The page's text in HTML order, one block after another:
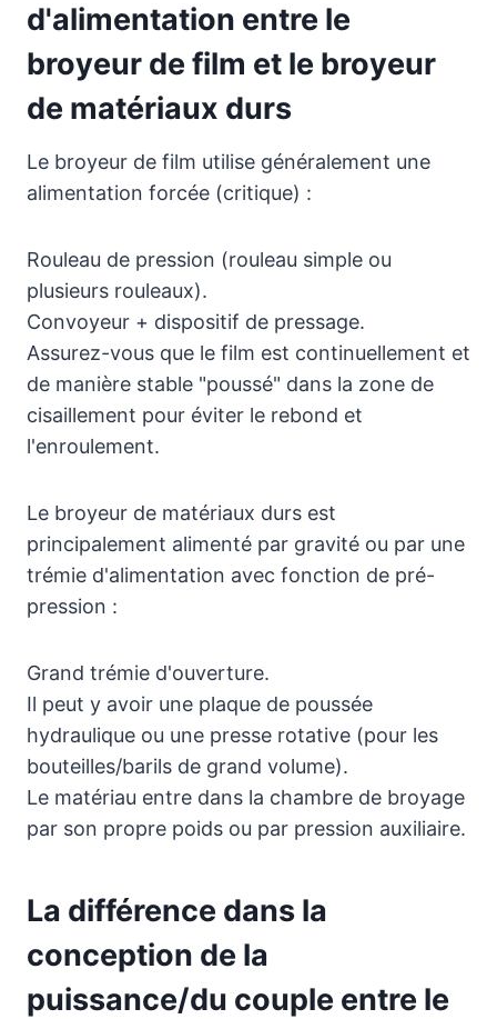
d'alimentation entre le
broyeur de film et le broyeur
de matériaux durs
Le broyeur de film utilise généralement une
alimentation forcée (critique) :
Rouleau de pression (rouleau simple ou
plusieurs rouleaux).
Convoyeur + dispositif de pressage.
Assurez-vous que le film est continuellement et
de manière stable "poussé" dans la zone de
cisaillement pour éviter le rebond et
l'enroulement.
Le broyeur de matériaux durs est
principalement alimenté par gravité ou par une
trémie d'alimentation avec fonction de pré-
pression :
Grand trémie d'ouverture.
Il peut y avoir une plaque de poussée
hydraulique ou une presse rotative (pour les
bouteilles/barils de grand volume).
Le matériau entre dans la chambre de broyage
par son propre poids ou par pression auxiliaire.
La différence dans la
conception de la
puissance/du couple entre le